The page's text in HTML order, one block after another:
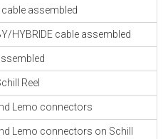
assembled
HYBRIDE cable assembled
Reel
Lemo connectors
Lemo connectors on Schill